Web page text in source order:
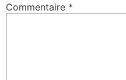
Commentaire *